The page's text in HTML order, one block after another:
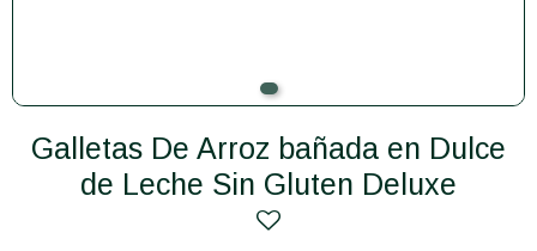
Galletas De Arroz bañada en Dulce
de Leche Sin Gluten Deluxe